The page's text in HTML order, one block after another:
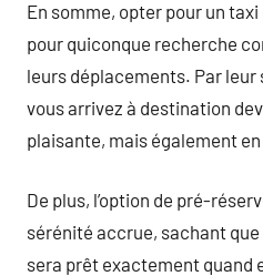
En somme, opter pour un
pour quiconque recherche
leurs déplacements. Par
vous arrivez à destination
plaisante, mais également
De plus, l’option de pré-
sérénité accrue, sachant
sera prêt exactement quand